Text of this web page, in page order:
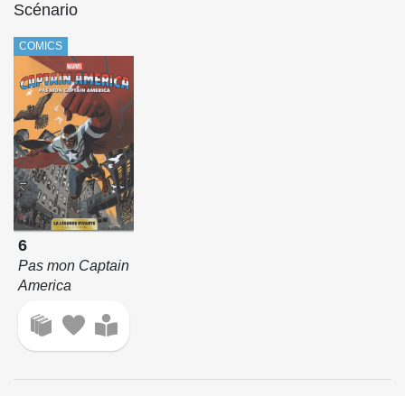
Scénario
COMICS
6
Pas mon Captain
America